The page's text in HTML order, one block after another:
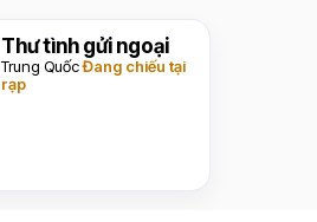
Thư tình gửi ngoại
Trung QuốcĐang chiếu tại
rạp